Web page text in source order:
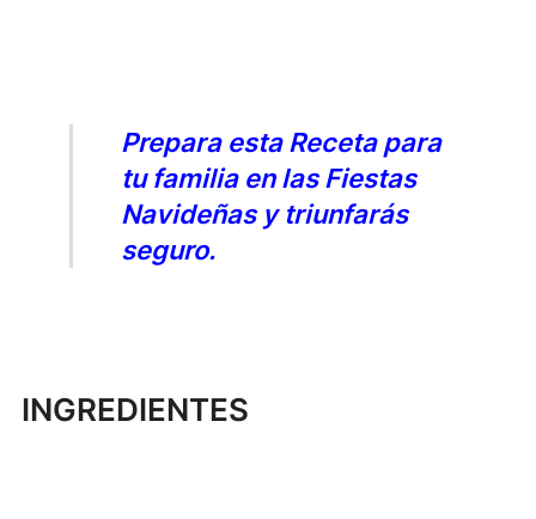
Prepara esta Receta para
tu familia en las Fiestas
Navideñas y triunfarás
seguro.
INGREDIENTES